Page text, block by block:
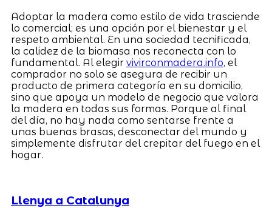
Adoptar la madera como estilo de vida trasciende
lo comercial; es una opción por el bienestar y el
respeto ambiental. En una sociedad tecnificada,
la calidez de la biomasa nos reconecta con lo
fundamental. Al elegir vivirconmadera.info, el
comprador no solo se asegura de recibir un
producto de primera categoría en su domicilio,
sino que apoya un modelo de negocio que valora
la madera en todas sus formas. Porque al final
del día, no hay nada como sentarse frente a
unas buenas brasas, desconectar del mundo y
simplemente disfrutar del crepitar del fuego en el
hogar.
Llenya a Catalunya